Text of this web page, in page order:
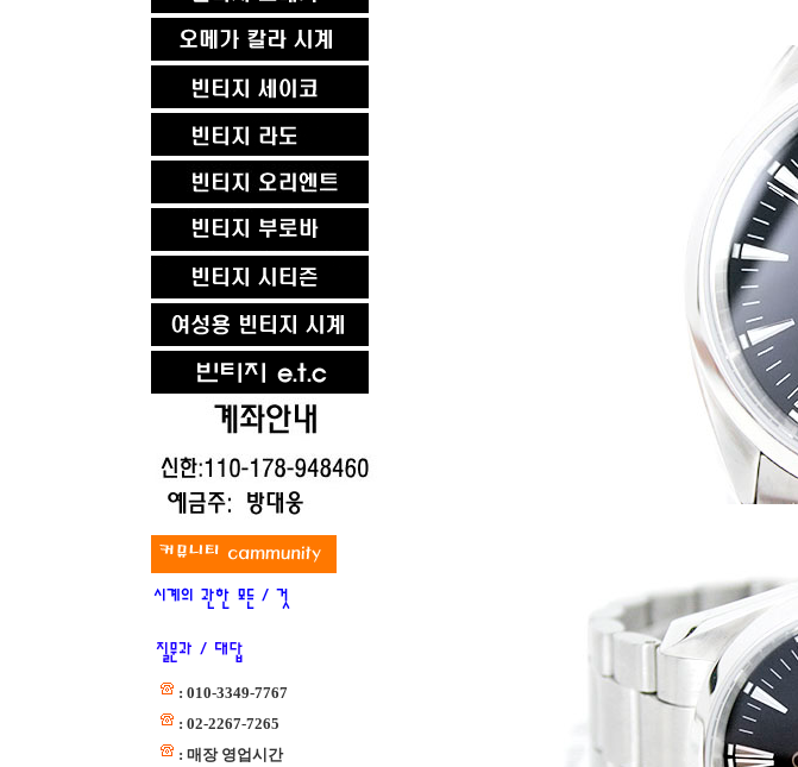
: 010-3349-7767
: 02-2267-7265
: 매장 영업시간